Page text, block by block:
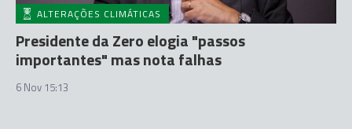
ALTERAÇÕES CLIMÁTICAS
Presidente da Zero elogia "passos
importantes" mas nota falhas
6 Nov 15:13